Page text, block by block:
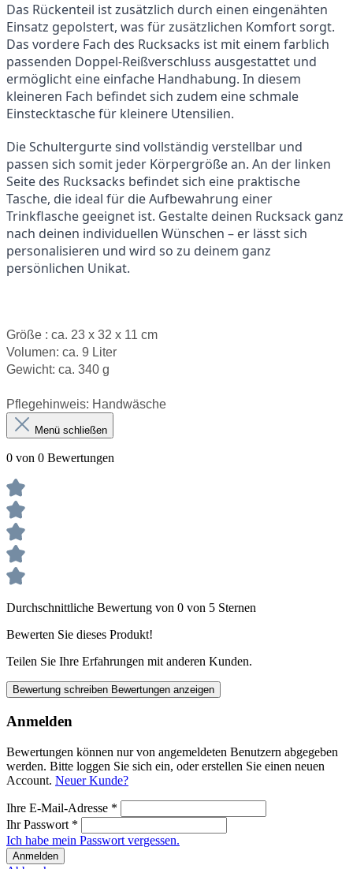
Das Rückenteil ist zusätzlich durch einen eingenähten
Einsatz gepolstert, was für zusätzlichen Komfort sorgt.
Das vordere Fach des Rucksacks ist mit einem farblich
passenden Doppel-Reißverschluss ausgestattet und
ermöglicht eine einfache Handhabung. In diesem
kleineren Fach befindet sich zudem eine schmale
Einstecktasche für kleinere Utensilien.
Die Schultergurte sind vollständig verstellbar und
passen sich somit jeder Körpergröße an. An der linken
Seite des Rucksacks befindet sich eine praktische
Tasche, die ideal für die Aufbewahrung einer
Trinkflasche geeignet ist. Gestalte deinen Rucksack ganz
nach deinen individuellen Wünschen – er lässt sich
personalisieren und wird so zu deinem ganz
persönlichen Unikat.
Größe : ca. 23 x 32 x 11 cm
Volumen: ca. 9 Liter
Gewicht: ca. 340 g
Pflegehinweis: Handwäsche
Menü schließen
0 von 0 Bewertungen
Durchschnittliche Bewertung von 0 von 5 Sternen
Bewerten Sie dieses Produkt!
Teilen Sie Ihre Erfahrungen mit anderen Kunden.
Bewertung schreiben Bewertungen anzeigen
Anmelden
Bewertungen können nur von angemeldeten Benutzern abgegeben
werden. Bitte loggen Sie sich ein, oder erstellen Sie einen neuen
Account. Neuer Kunde?
Ihre E-Mail-Adresse *
Ihr Passwort *
Ich habe mein Passwort vergessen.
Anmelden